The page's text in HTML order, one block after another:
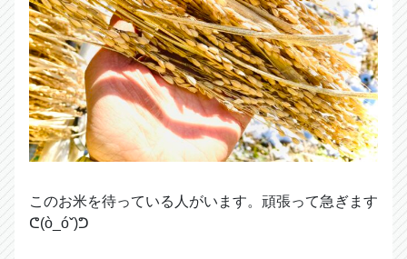
このお米を待っている人がいます。頑張って急ぎます
ᕦ(ò_óˇ)ᕤ